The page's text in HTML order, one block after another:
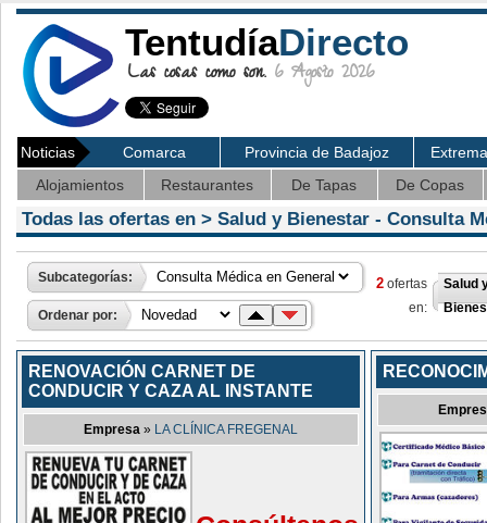
TentudíaDirecto
Las cosas como son. 6 Agosto 2026
Noticias Comarca Provincia de Badajoz
Alojamientos
Restaurantes De Tapas De Copas
Todas las ofertas en > Salud y Bienestar - Consulta
Subcategorías:
Ordenar por:
2 ofertas
en:
Salud
RENOVACIÓN CARNET DE
CONDUCIR Y CAZA AL INSTANTE
Empresa » LA CLÍNICA FREGENAL